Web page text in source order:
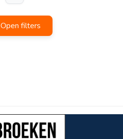
Open filters